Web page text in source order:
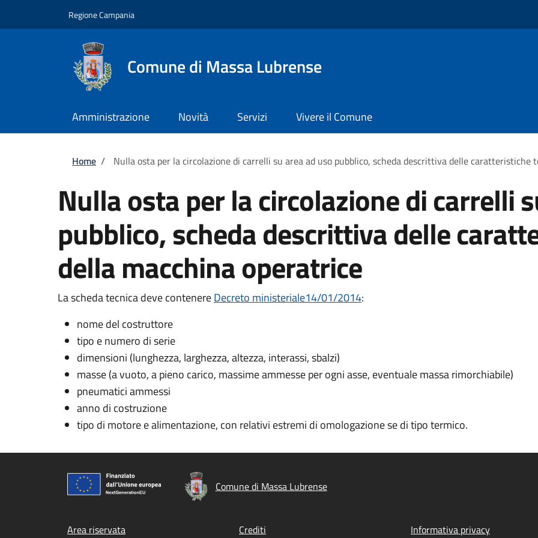
Regione Campania
Comune di Massa Lubrense
Amministrazione Novità Servizi Vivere il Comune
Briciole di pane
Home / Nulla osta per la circolazione di carrelli su area ad uso pubblico, scheda descrittiva delle caratteristiche
Nulla osta per la circolazione di carrelli
pubblico, scheda descrittiva delle
della macchina operatrice
La scheda tecnica deve contenereDecreto ministeriale14/01/2014:
nome del costruttore
tipo e numero di serie
dimensioni (lunghezza, larghezza, altezza, interassi, sbalzi)
masse (a vuoto, a pieno carico, massime ammesse per ogni asse, eventuale massa rimorchiabile)
pneumatici ammessi
anno di costruzione
tipo di motore e alimentazione, con relativi estremi di omologazione se di tipo termico.
Comune di Massa Lubrense
Area riservata Crediti Informativa privacy